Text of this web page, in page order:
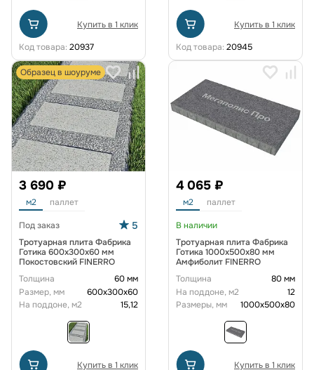
Купить в 1 клик
Код товара: 20937
Купить в 1 клик
Код товара: 20945
Образец в шоуруме
3 690 ₽
м2 паллет
Под заказ 5
Тротуарная плита Фабрика
Готика 600х300х60 мм
Покостовский FINERRO
Толщина
60 мм
Размер, мм
600х300х60
На поддоне, м2
15,12
Купить в 1 клик
4 065 ₽
м2 паллет
В наличии
Тротуарная плита Фабрика
Готика 1000x500x80 мм
Амфиболит FINERRO
Толщина
80 мм
На поддоне, м2
12
Размеры, мм
1000x500x80
Купить в 1 клик